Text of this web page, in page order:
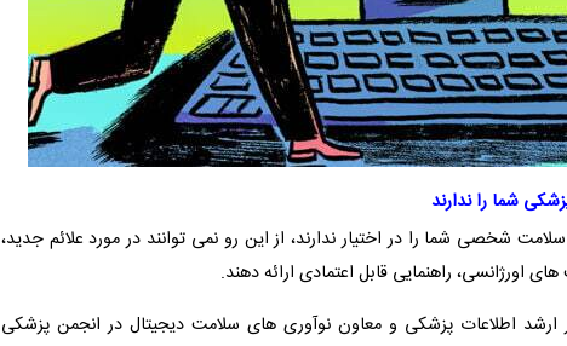
شما را ندارند
شما را در اختیار ندارند، از این رو نمی توانند در مورد علائم جدید،
اورژانسی، راهنمایی قابل اعتمادی ارائه دهند.
ارشد اطلاعات پزشکی و معاون نوآوری های سلامت دیجیتال در انجمن پزشکی